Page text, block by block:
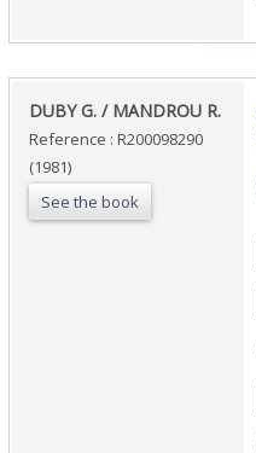
‎DUBY G. / MANDROU R.‎
Reference : R200098290
(1981)
See the book